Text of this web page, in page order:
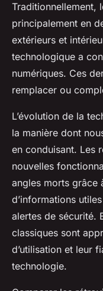
Traditionnellement,
principalement en
extérieurs et
technologique a
numériques. Ces
remplacer ou
L’évolution de la
la manière dont
en conduisant. Les
nouvelles
angles morts grâce
d’informations
alertes de sécurité.
classiques sont
d’utilisation et leur
technologie.